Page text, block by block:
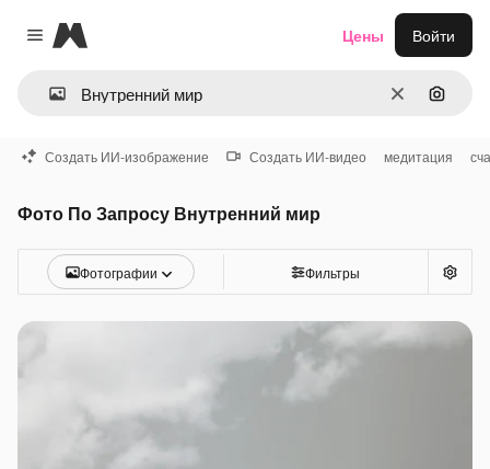
Close menu
Magnific
ОчиститьПоиск
Цены Войти
Создать ИИ-изображение Создать ИИ-видео медитация
Фото По Запросу Внутренний мир
Фотографии Фильтры